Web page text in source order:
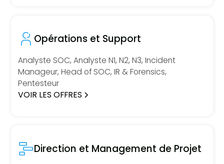
Opérations et Support
Analyste SOC, Analyste N1, N2, N3, Incident
Manageur, Head of SOC, IR & Forensics,
Pentesteur
VOIR LES OFFRES
Direction et Management de Projet